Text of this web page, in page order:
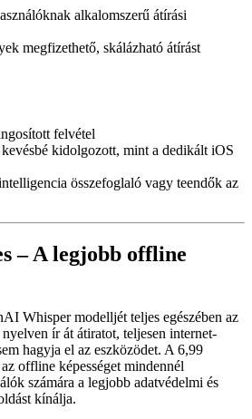
alkalomszerű átírási
megfizethető, skálázható átírást
felvétel
kidolgozott, mint a dedikált iOS
összefoglaló vagy teendők az
– A legjobb offline
Whisper modelljét teljes egészében az
ír át átiratot, teljesen internet-
hagyja el az eszközödet. A 6,99
offline képességet mindennél
számára a legjobb adatvédelmi és
kínálja.